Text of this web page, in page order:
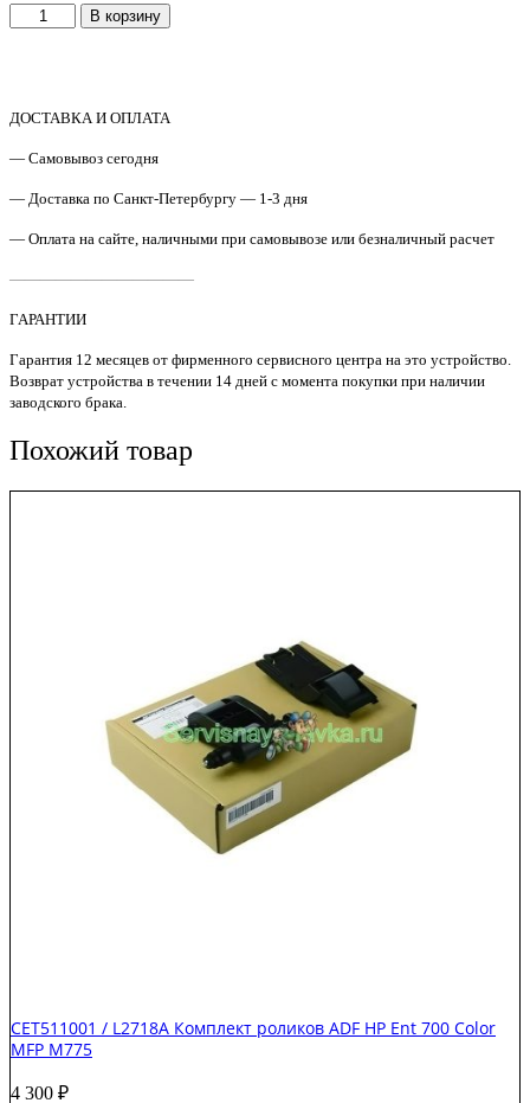
Количество
товара
ADF
CLJ
S'tech
В корзину
ДОСТАВКА И ОПЛАТА
— Самовывоз сегодня
— Доставка по Санкт-Петербургу — 1-3 дня
— Оплата на сайте, наличными при самовывозе или безналичный расчет
————————————
ГАРАНТИИ
Гарантия 12 месяцев от фирменного сервисного центра на это устройство.
Возврат устройства в течении 14 дней с момента покупки при наличии
заводского брака.
Похожий товар
CET511001 / L2718A Комплект роликов ADF HP Ent 700 Color
MFP M775
4 300 ₽